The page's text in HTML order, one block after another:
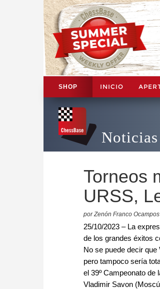
SHOP INICIO
Torneos
URSS,
por Zenón Franco Ocampos
25/10/2023 – La
de los grandes éxitos
No se puede decir
pero tampoco sería
el 39º Campeonato de
Vladimir Savon